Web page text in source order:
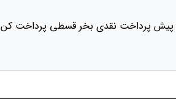
می‌توانند به راحتی از دکمه‌های صدا، دکمه
پیش پرداخت نقدی بخر قسطی پرداخت کن